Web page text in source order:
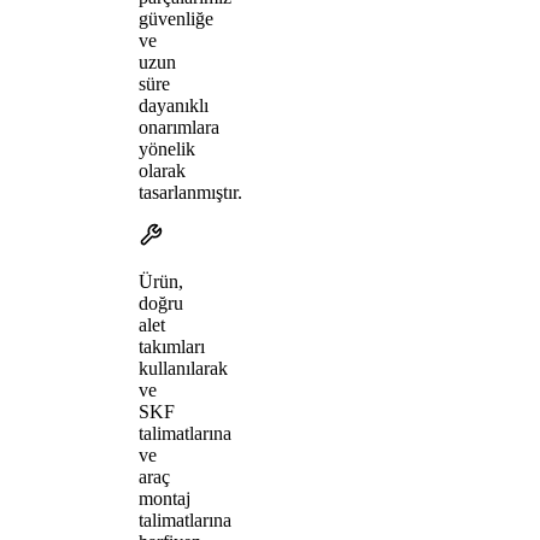
güvenliğe
ve
uzun
süre
dayanıklı
onarımlara
yönelik
olarak
tasarlanmıştır.
Ürün,
doğru
alet
takımları
kullanılarak
ve
SKF
talimatlarına
ve
araç
montaj
talimatlarına